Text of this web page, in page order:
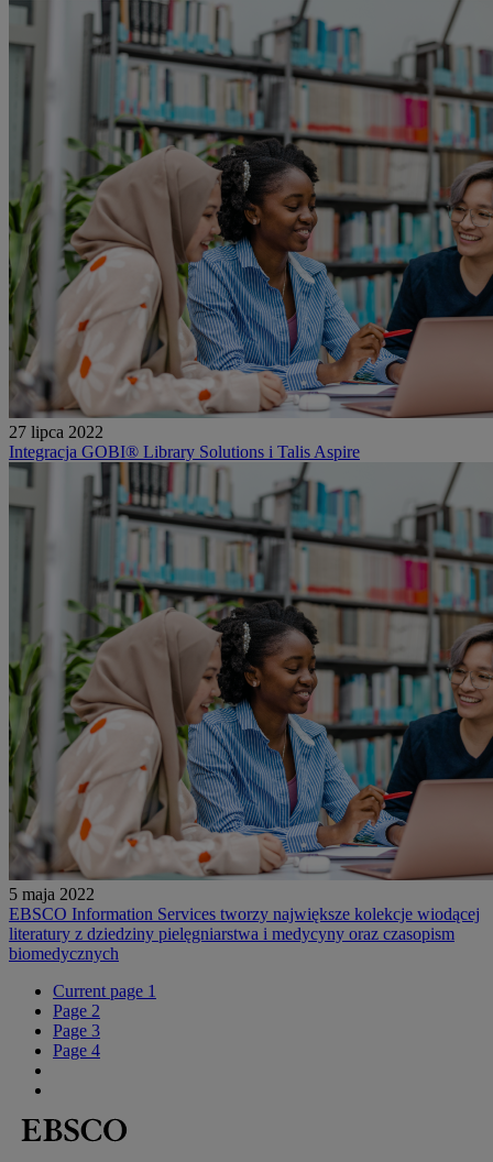
27 lipca 2022
Integracja GOBI® Library Solutions i Talis Aspire
5 maja 2022
EBSCO Information Services tworzy największe kolekcje wiodącej
literatury z dziedziny pielęgniarstwa i medycyny oraz czasopism
biomedycznych
Current page 1
Page 2
Page 3
Page 4